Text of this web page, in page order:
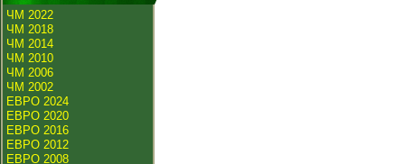
ЧМ 2022
ЧМ 2018
ЧМ 2014
ЧМ 2010
ЧМ 2006
ЧМ 2002
ЕВРО 2024
ЕВРО 2020
ЕВРО 2016
ЕВРО 2012
ЕВРО 2008